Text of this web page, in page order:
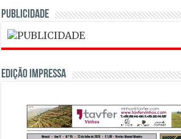
PUBLICIDADE
Edição Impressa